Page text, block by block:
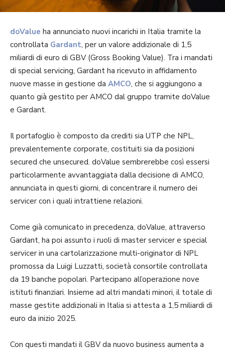
doValue ha annunciato nuovi incarichi in Italia tramite la
controllata Gardant, per un valore addizionale di 1,5
miliardi di euro di GBV (Gross Booking Value). Tra i mandati
di special servicing, Gardant ha ricevuto in affidamento
nuove masse in gestione da AMCO, che si aggiungono a
quanto già gestito per AMCO dal gruppo tramite doValue
e Gardant.
Il portafoglio è composto da crediti sia UTP che NPL,
prevalentemente corporate, costituiti sia da posizioni
secured che unsecured. doValue sembrerebbe così essersi
particolarmente avvantaggiata dalla decisione di AMCO,
annunciata in questi giorni, di concentrare il numero dei
servicer con i quali intrattiene relazioni.
Come già comunicato in precedenza, doValue, attraverso
Gardant, ha poi assunto i ruoli di master servicer e special
servicer in una cartolarizzazione multi-originator di NPL
promossa da Luigi Luzzatti, società consortile controllata
da 19 banche popolari. Partecipano all’operazione nove
istituti finanziari. Insieme ad altri mandati minori, il totale di
masse gestite addizionali in Italia si attesta a 1,5 miliardi di
euro da inizio 2025.
Con questi mandati il GBV da nuovo business aumenta a